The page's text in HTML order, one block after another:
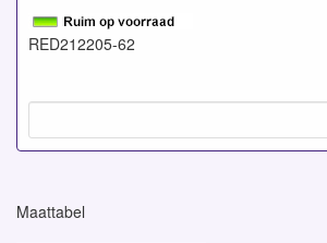
RED212205-62
Maattabel